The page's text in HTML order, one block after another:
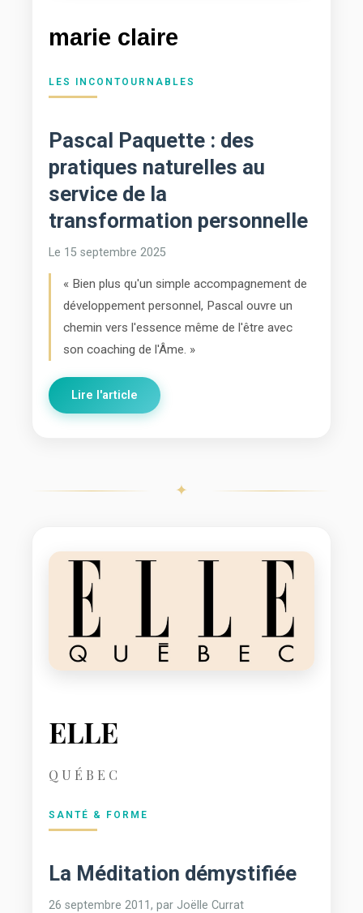
marie claire
LES INCONTOURNABLES
Pascal Paquette : des
pratiques naturelles au
service de la
transformation personnelle
Le 15 septembre 2025
« Bien plus qu'un simple accompagnement de
développement personnel, Pascal ouvre un
chemin vers l'essence même de l'être avec
son coaching de l'Âme. »
Lire l'article
✦
ELLE
QUÉBEC
SANTÉ & FORME
La Méditation démystifiée
26 septembre 2011, par Joëlle Currat